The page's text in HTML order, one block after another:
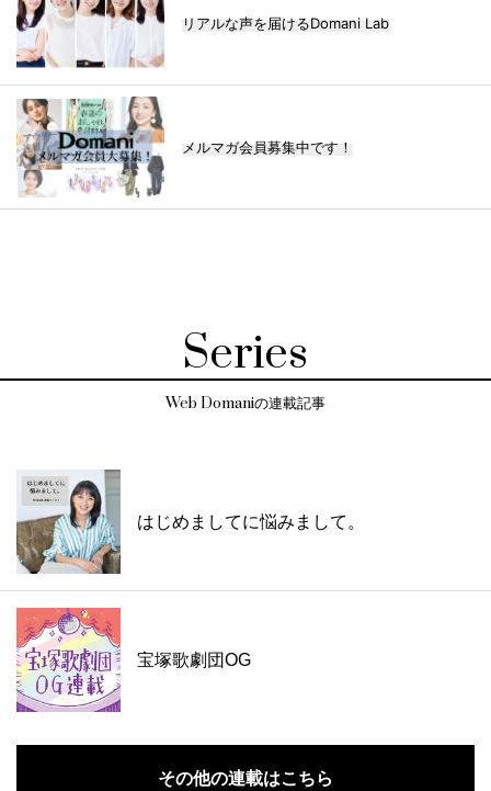
リアルな声を届けるDomani Lab
メルマガ会員募集中です！
Series
Web Domaniの連載記事
はじめましてに悩みまして。
宝塚歌劇団OG
その他の連載はこちら